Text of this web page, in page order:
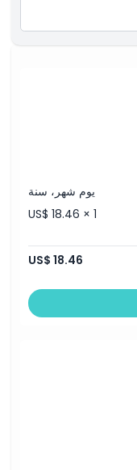
يوم شهر، سنة
US$ 18.46 × 1
US$ 18.46